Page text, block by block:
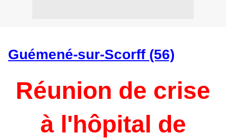
Guémené-sur-Scorff (56)
Réunion de crise
à l'hôpital de